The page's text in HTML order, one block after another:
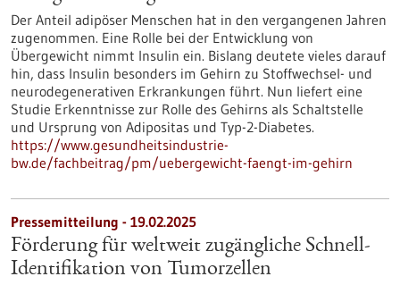
Der Anteil adipöser Menschen hat in den vergangenen Jahren
zugenommen. Eine Rolle bei der Entwicklung von
Übergewicht nimmt Insulin ein. Bislang deutete vieles darauf
hin, dass Insulin besonders im Gehirn zu Stoffwechsel- und
neurodegenerativen Erkrankungen führt. Nun liefert eine
Studie Erkenntnisse zur Rolle des Gehirns als Schaltstelle
und Ursprung von Adipositas und Typ-2-Diabetes.
https://www.gesundheitsindustrie-
bw.de/fachbeitrag/pm/uebergewicht-faengt-im-gehirn
Pressemitteilung - 19.02.2025
Förderung für weltweit zugängliche Schnell-
Identifikation von Tumorzellen